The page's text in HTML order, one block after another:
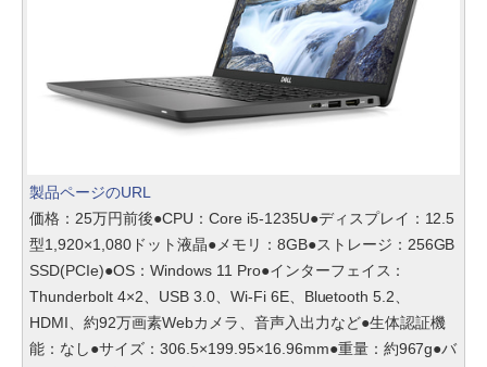
製品ページのURL
価格：25万円前後●CPU：Core i5-1235U●ディスプレイ：12.5
型1,920×1,080ドット液晶●メモリ：8GB●ストレージ：256GB
SSD(PCIe)●OS：Windows 11 Pro●インターフェイス：
Thunderbolt 4×2、USB 3.0、Wi-Fi 6E、Bluetooth 5.2、
HDMI、約92万画素Webカメラ、音声入出力など●生体認証機
能：なし●サイズ：306.5×199.95×16.96mm●重量：約967g●バ